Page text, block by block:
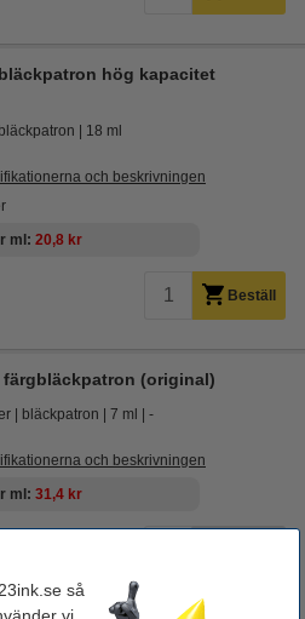
så
vi
hög kapacitet
bläckpatron 18 ml
och beskrivningen
ml
20,8 kr
Beställ
(original)
bläckpatron 7 ml -
och beskrivningen
ml
31,4 kr
Produkten tillverkas inte längre.